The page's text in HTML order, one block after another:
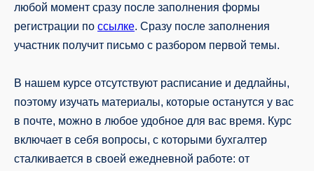
любой момент сразу после заполнения формы
регистрации по ссылке. Сразу после заполнения
участник получит письмо с разбором первой темы.
В нашем курсе отсутствуют расписание и дедлайны,
поэтому изучать материалы, которые останутся у вас
в почте, можно в любое удобное для вас время. Курс
включает в себя вопросы, с которыми бухгалтер
сталкивается в своей ежедневной работе: от